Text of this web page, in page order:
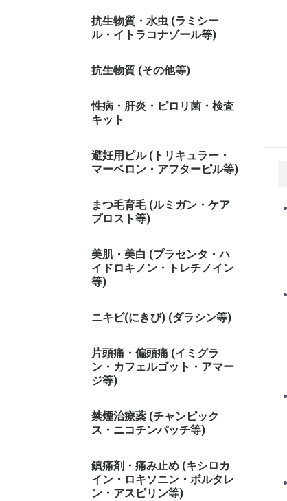
抗生物質・水虫 (ラミシー
ル・イトラコナゾール等)
抗生物質 (その他等)
性病・肝炎・ピロリ菌・検査
キット
避妊用ピル (トリキュラー・
マーベロン・アフターピル等)
まつ毛育毛 (ルミガン・ケア
プロスト等)
美肌・美白 (プラセンタ・ハ
イドロキノン・トレチノイン
等)
ニキビ(にきび) (ダラシン等)
片頭痛・偏頭痛 (イミグラ
ン・カフェルゴット・アマー
ジ等)
禁煙治療薬 (チャンピック
ス・ニコチンパッチ等)
鎮痛剤・痛み止め (キシロカ
イン・ロキソニン・ボルタレ
ン・アスピリン等)